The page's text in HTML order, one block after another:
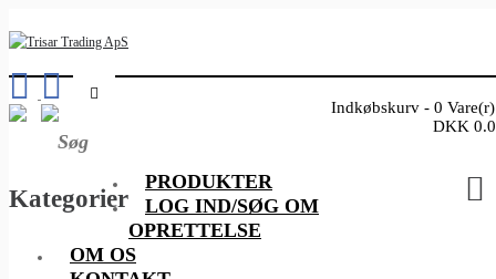
Indkøbskurv - 0
DKK
Kategorier
PRODUKTER
LOG IND/SØG OM
OPRETTELSE
OM OS